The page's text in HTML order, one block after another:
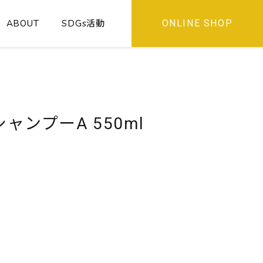
ABOUT SDGs活動 ONLINE SHOP
ンプーA 550ml